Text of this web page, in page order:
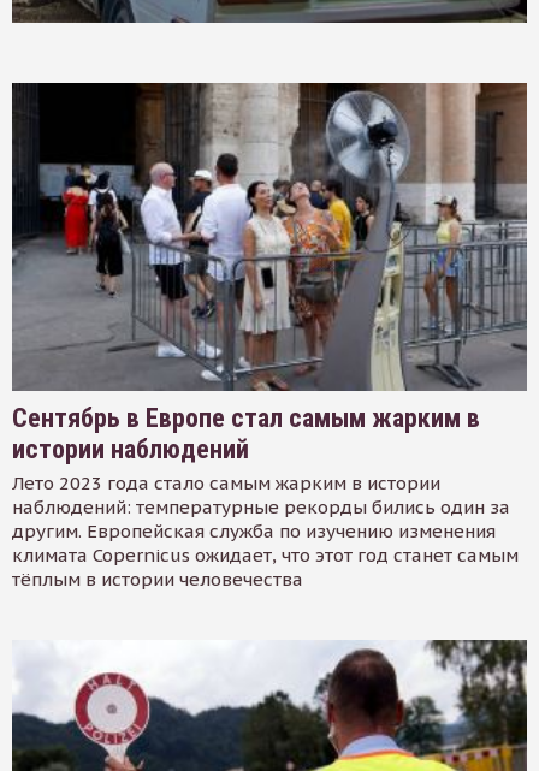
Сентябрь в Европе стал самым жарким в
истории наблюдений
Лето 2023 года стало самым жарким в истории
наблюдений: температурные рекорды бились один за
другим. Европейская служба по изучению изменения
климата Copernicus ожидает, что этот год станет самым
тёплым в истории человечества